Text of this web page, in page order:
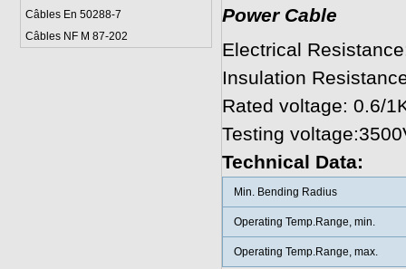
Câbles En 50288-7
Câbles NF M 87-202
Power Cable
Electrical
Insulation
Rated voltage: 0.6/
Testing
Technical Data:
Min. Bending Radius
Operating Temp.Range, min.
Operating Temp.Range, max.